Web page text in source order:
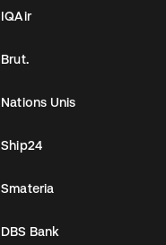
IQAir
Brut.
Nations Unis
Ship24
Smateria
DBS Bank